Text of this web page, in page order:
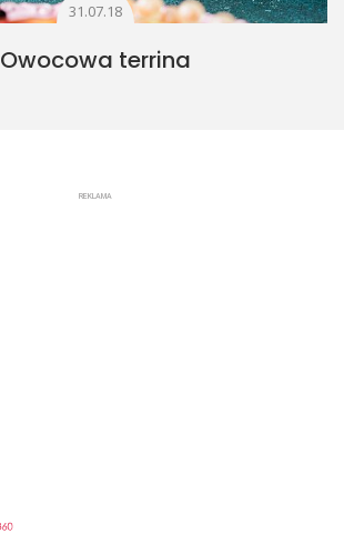
31.07.18
Owocowa terrina
REKLAMA